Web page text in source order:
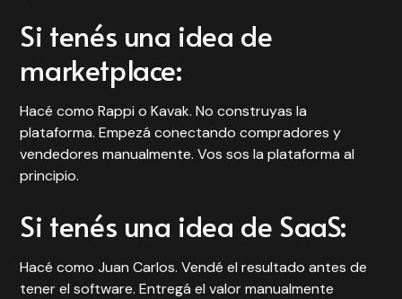
Si tenés una idea de
marketplace:
Hacé como Rappi o Kavak. No construyas la
plataforma. Empezá conectando compradores y
vendedores manualmente. Vos sos la plataforma al
principio.
Si tenés una idea de SaaS:
Hacé como Juan Carlos. Vendé el resultado antes de
tener el software. Entregá el valor manualmente